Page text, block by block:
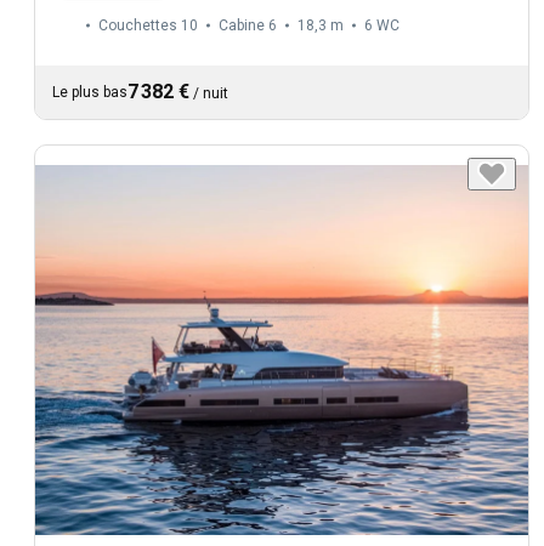
Couchettes 10 Cabine 6 18,3 m 6 WC
Le plus bas7 382 € / nuit